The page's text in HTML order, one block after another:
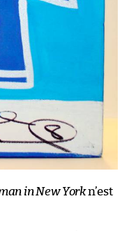
in New Yorkn’est